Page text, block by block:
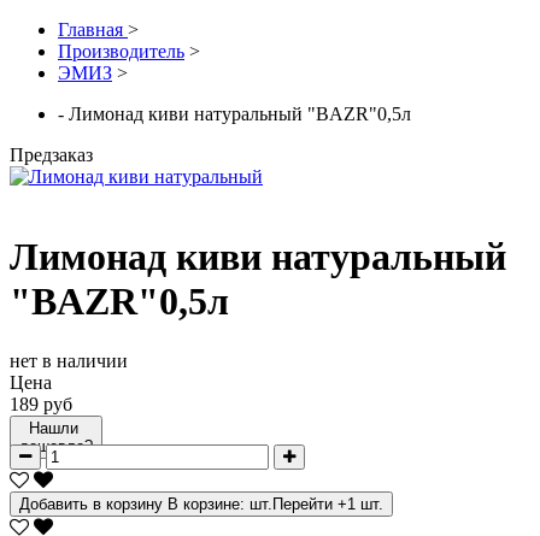
Главная >
Производитель >
ЭМИЗ >
- Лимонад киви натуральный "BAZR"0,5л
Предзаказ
Лимонад киви натуральный
"BAZR"0,5л
нет в наличии
Цена
189 руб
Нашли
дешевле?
Добавить в корзину В корзине: шт. Перейти +1 шт.